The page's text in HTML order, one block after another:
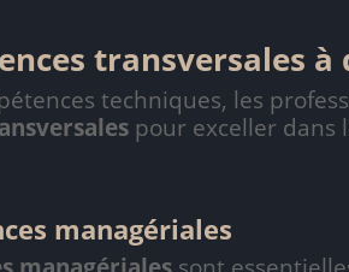
transversales à
techniques, les
pour exceller dans
managériales